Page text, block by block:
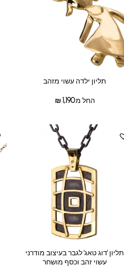
תליון ילדה עשוי מזהב
החל מ: ₪1,190
תליון 'דוג טאג' לגבר בעיצוב מודרני
עשוי זהב וכסף מושחר